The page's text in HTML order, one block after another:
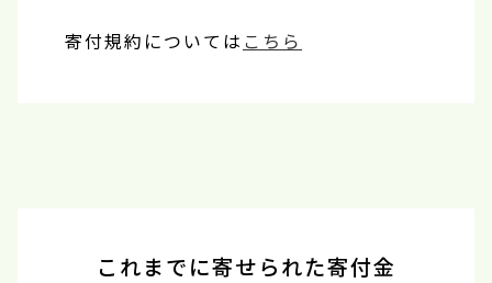
寄付規約については こちら
これまでに寄せられた寄付金